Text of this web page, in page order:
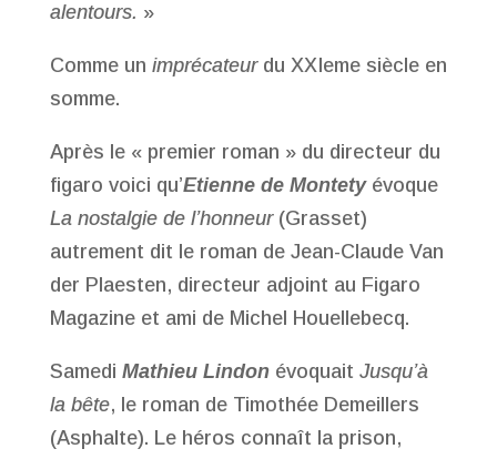
alentours. »
Comme un imprécateur du XXIeme siècle en
somme.
Après le « premier roman » du directeur du
figaro voici qu’Etienne de Montetyévoque
La nostalgie de l’honneur(Grasset)
autrement dit le roman de Jean-Claude Van
der Plaesten, directeur adjoint au Figaro
Magazine et ami de Michel Houellebecq.
Samedi Mathieu Lindonévoquait Jusqu’à
la bête, le roman de Timothée Demeillers
(Asphalte). Le héros connaît la prison,